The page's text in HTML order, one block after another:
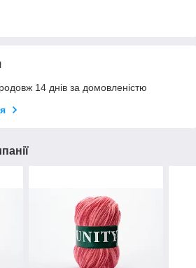
14 днів за домовленістю